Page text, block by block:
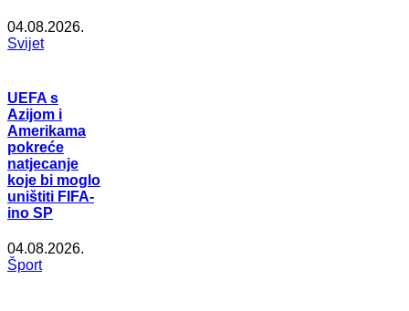
04.08.2026.
Svijet
UEFA s
Azijom i
Amerikama
pokreće
natjecanje
koje bi moglo
uništiti FIFA-
ino SP
04.08.2026.
Šport